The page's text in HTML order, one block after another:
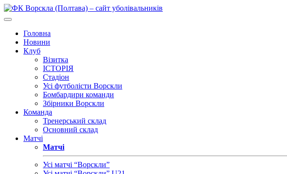
Головна
Новини
Клуб
Візитка
ІСТОРІЯ
Стадіон
Усі футболісти Ворскли
Бомбардири команди
Збірники Ворскли
Команда
Тренерський склад
Основний склад
Матчі
Матчі
Усі матчі “Ворскли”